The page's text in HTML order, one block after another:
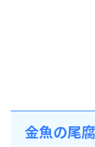
金魚の尾